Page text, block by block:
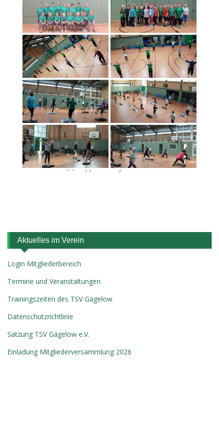
Aktuelles im Verein
Login Mitgliederbereich
Termine und Veranstaltungen
Trainingszeiten des TSV Gägelow
Datenschutzrichtlinie
Satzung TSV Gägelow e.V.
Einladung Mitgliederversammlung 2026